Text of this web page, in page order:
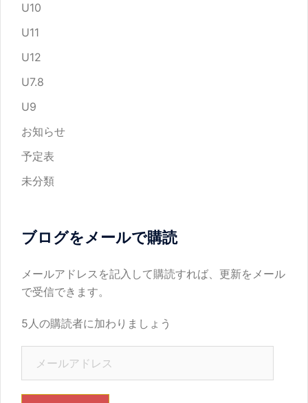
U10
U11
U12
U7.8
U9
お知らせ
予定表
未分類
ブログをメールで購読
メールアドレスを記入して購読すれば、更新をメール
で受信できます。
5人の購読者に加わりましょう